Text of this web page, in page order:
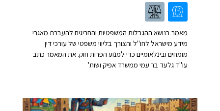
מאמר בנושא ההגבלות המשפטיות והחריגים להעברת מאגרי
מידע מישראל לחו"ל והצורך בליווי משפטי של עורכי דין
מומחים ובינלאומיים כדי למנוע הפרות חוק. את המאמר כתב
עו"ד גלעד בר עמי ממשרד אפיק ושות'